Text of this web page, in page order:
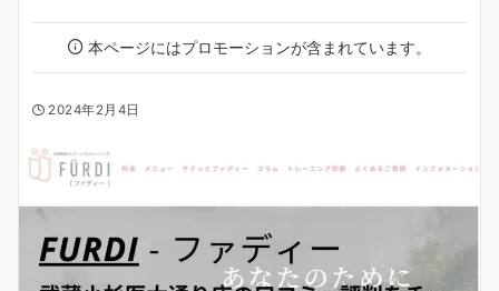
本ページにはプロモーションが含まれています。
2024年2月4日